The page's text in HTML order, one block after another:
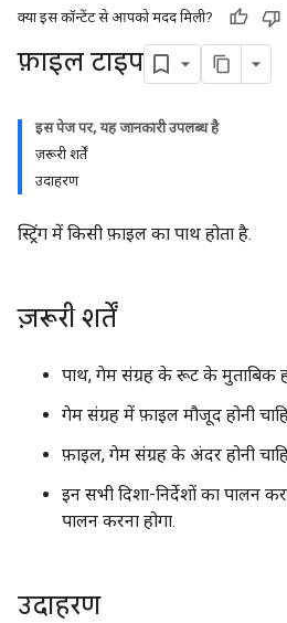
क्या इस कॉन्टेंट से आपको मदद मिली?
फ़ाइल टाइप
इस पेज पर, यह जानकारी उपलब्ध है
ज़रूरी शर्तें
उदाहरण
स्ट्रिंग में किसी फ़ाइल का पाथ होता है.
ज़रूरी शर्तें
पाथ, गेम संग्रह के रूट के मुताबिक
गेम संग्रह में फ़ाइल मौजूद होनी
फ़ाइल, गेम संग्रह के अंदर होनी
इन सभी दिशा-निर्देशों का पालन
पालन करना होगा.
उदाहरण